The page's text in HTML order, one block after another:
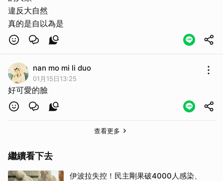
違反大自然
真的是自以為是
nan mo mi li duo
01月15日13:25
好可愛的臉
查看更多
繼續看下去
伊波拉失控！民主剛果破4000人感染、